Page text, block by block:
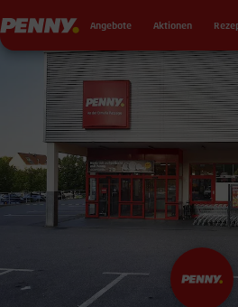
Penny Angebote Aktionen